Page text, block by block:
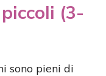
(3-
sono pieni di